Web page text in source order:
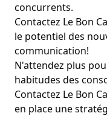
concurrents.
Contactez Le Bon
le potentiel des
communication!
N'attendez plus
habitudes des
Contactez Le Bon
en place une